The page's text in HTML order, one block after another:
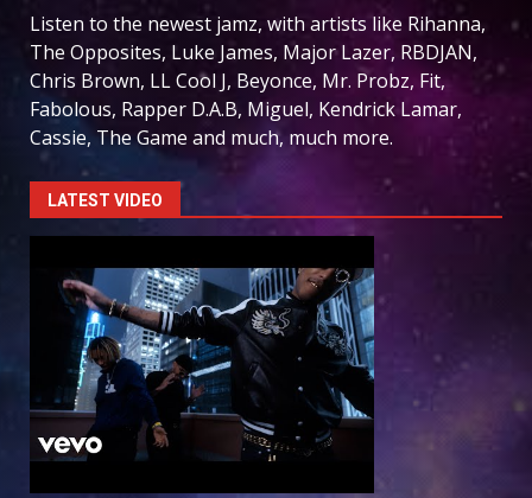
Listen to the newest jamz, with artists like Rihanna,
The Opposites, Luke James, Major Lazer, RBDJAN,
Chris Brown, LL Cool J, Beyonce, Mr. Probz, Fit,
Fabolous, Rapper D.A.B, Miguel, Kendrick Lamar,
Cassie, The Game and much, much more.
LATEST VIDEO